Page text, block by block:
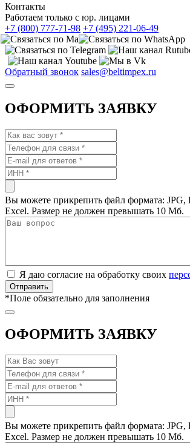
Контакты
Работаем только с юр. лицами
+7 (800) 777-71-98 +7 (495) 221-06-49
Обратный звонок sales@beltimpex.ru
ОФОРМИТЬ ЗАЯВКУ
Вы можете прикрепить файл формата: JPG,
Excel. Размер не должен превышать 10 Мб.
Я даю согласие на обработку своих
*Поле обязательно для заполнения
ОФОРМИТЬ ЗАЯВКУ
Вы можете прикрепить файл формата: JPG,
Excel. Размер не должен превышать 10 Мб.